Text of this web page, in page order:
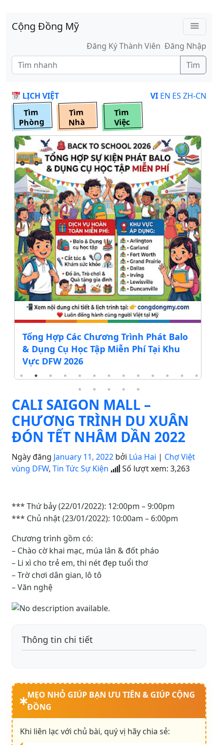
Cộng Đồng Mỹ
menu
Đăng Ký Thành Viên Đăng Nhập
Tìm
LỊCH VIỆT VI EN ES ZH-CN
Tìm
Phòng
Tìm
Nhà
Tìm
Việc
Tổng Hợp Các Chương Trình Phát Balo
& Dụng Cụ Học Tập Miễn Phí Tại Khu
Vực DFW 2026
CALI SAIGON MALL –
CHƯƠNG TRÌNH DU XUÂN
ĐÓN TẾT NHÂM DẦN 2022
Ngày đăng January 11, 2022 bởi Lúa Hai | Chợ Việt
vùng DFW, Tin Tức Sự Kiện Số lượt xem: 3,263
*** Thứ bảy (22/01/2022): 12:00pm – 9:00pm
*** Chủ nhật (23/01/2022): 10:00am – 6:00pm
Chương trình gồm có:
– Chào cờ khai mạc, múa lân & đốt pháo
– Li xì cho trẻ em, thi nét đẹp tuổi thơ
– Trờ chơi dân gian, lô tô
– Văn nghệ
Thông tin chi tiết
MẸO NHỎ GIÚP BẠN ƯU TIÊN & GIÚP CỘNG
ĐỒNG
Khi liên lạc với chủ bài, quý vị hãy chia sẻ: